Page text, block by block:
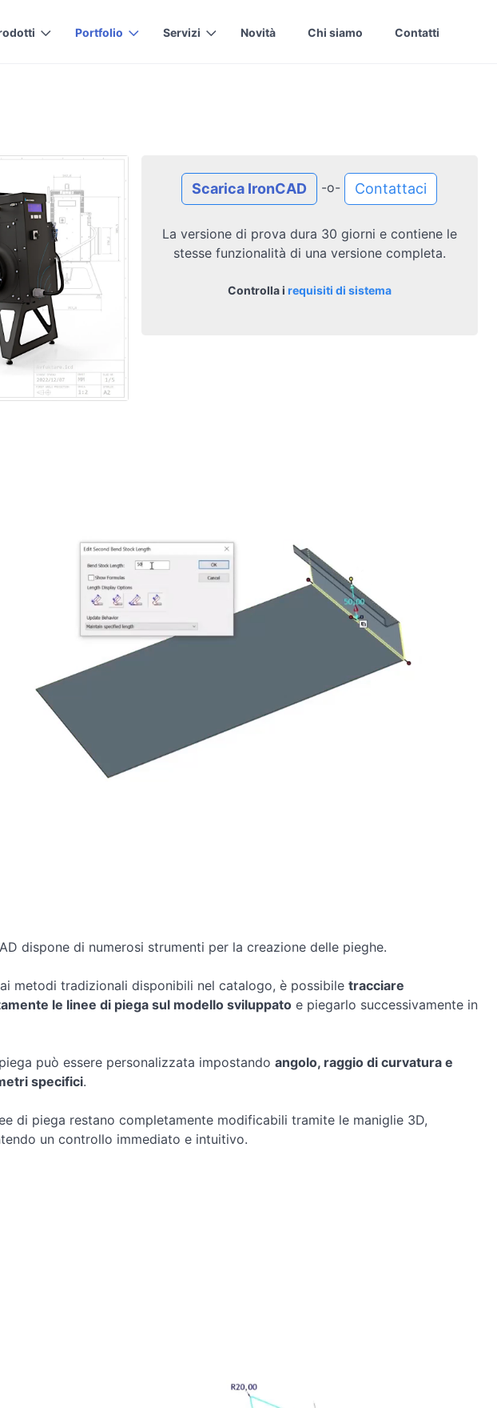
Portfolio Servizi Novità Chi siamo Contatti
Scarica IronCAD -o- Contattaci
La versione di prova dura 30 giorni e contiene le
stesse funzionalità di una versione completa.
Controlla i requisiti di sistema
dispone di numerosi strumenti per la creazione delle pieghe.
metodi tradizionali disponibili nel catalogo, è possibile tracciare
le linee di piega sul modello sviluppato e piegarlo successivamente in
può essere personalizzata impostando angolo, raggio di curvatura e
specifici.
di piega restano completamente modificabili tramite le maniglie 3D,
un controllo immediato e intuitivo.